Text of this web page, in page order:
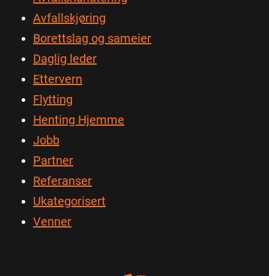
Avfallskjøring
Borettslag og sameier
Daglig leder
Ettervern
Flytting
Henting Hjemme
Jobb
Partner
Referanser
Ukategorisert
Venner